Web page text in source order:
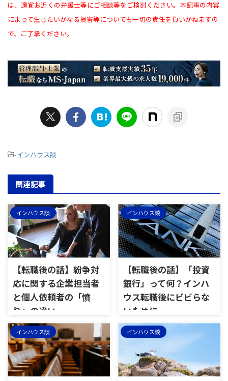
は、適宜お近くの弁護士等にご相談等をご検討ください。本記事の内容
によって生じたいかなる損害等についても一切の責任を負いかねますの
で、ご了承ください。
-インハウス談
関連記事
インハウス談
【転職後の話】紛争対
応に関する企業担当者
と個人依頼者の「憤
り」の違い
インハウス談
【転職後の話】「投資
銀行」って何？インハ
ウス転職後にビビらな
いために
インハウス談 インハウス談